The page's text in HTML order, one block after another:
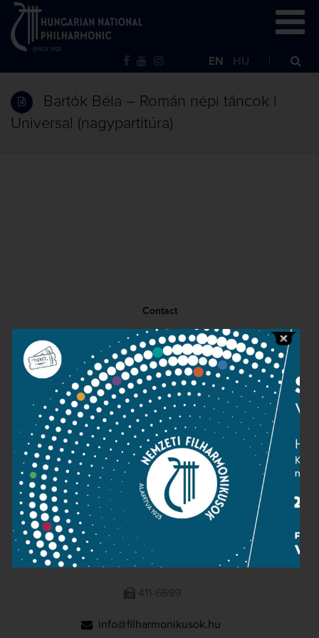
EN HU
Bartók Béla – Román népi táncok |
Universal (nagypartitúra)
Contact
Public information
Press room
Terms and privacy
Imprint
NATIONAL PHILHARMONIC
1095 Budapest, Komor Marcell u. 1. (Müpa)
411-6600
411-6699
info@filharmonikusok.hu